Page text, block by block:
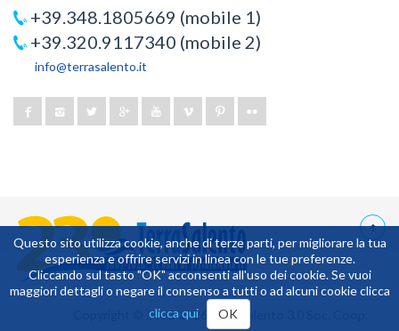
+39.348.1805669 (mobile 1)
+39.320.9117340 (mobile 2)
info@terrasalento.it
Copyright © 2003-2026 TerraSalento 3.0 Soc. Coop.
Questo sito utilizza cookie, anche di terze parti, per migliorare la tua
esperienza e offrire servizi in linea con le tue preferenze.
Cliccando sul tasto "OK" acconsenti all'uso dei cookie. Se vuoi
maggiori dettagli o negare il consenso a tutti o ad alcuni cookie clicca
clicca qui
OK
15,40234